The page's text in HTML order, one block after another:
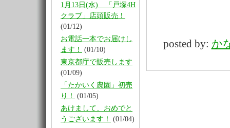
1月13日(水) 「戸塚4H
クラブ」店頭販売！
(01/12)
お電話一本でお届けし
ます！
(01/10)
東京都庁で販売します
(01/09)
「たかいく農園」初売
り！
(01/05)
あけまして、おめでと
うございます！
(01/04)
posted by: か